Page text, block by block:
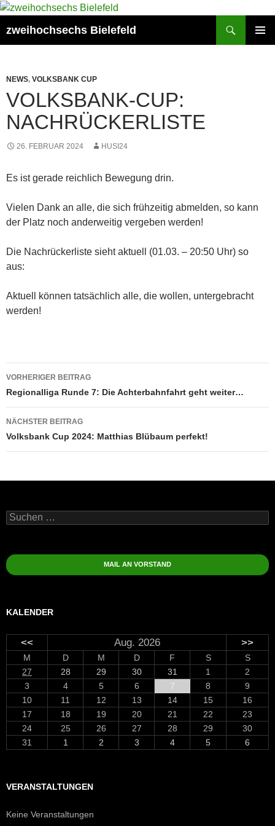
Zum
springen
zweihochsechs Bielefeld
NEWS, VOLKSBANK CUP
VOLKSBANK-CUP:
NACHRÜCKERLISTE
26. FEBRUAR 2024 HUSI24
Es ist gerade reichlich Bewegung drin.
Vielen Dank an alle, die sich frühzeitig abmelden, so kann
der Platz noch anderweitig vergeben werden!
Die Nachrückerliste sieht aktuell (01.03. – 20:50 Uhr) so
aus:
Aktuell können tatsächlich alle, die wollen, untergebracht
werden!
Beitragsnavigation
VORHERIGER BEITRAG
Regionalliga Runde 7: Die Achterbahnfahrt geht weiter…
NÄCHSTER BEITRAG
Volksbank Cup 2024: Matthias Blübaum perfekt!
Suchen
nach:
MAIL AN VORSTAND
KALENDER
<< Aug. 2026 >>
M D M D F S
S
27
28 29 30 31 1
2
3
4 5 6 7 8
9
10
11 12 13 14 15
16
17
18 19 20 21 22
23
24
25 26 27 28 29
30
31
1 2 3 4 5 6
VERANSTALTUNGEN
Keine Veranstaltungen